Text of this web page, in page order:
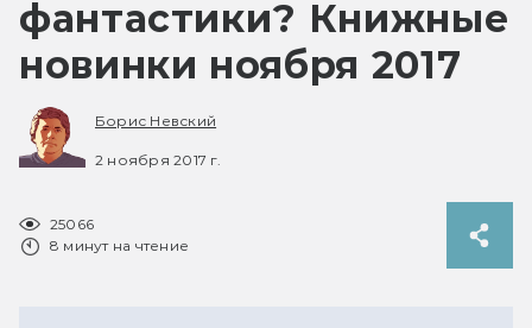
фантастики? Книжные
новинки ноября 2017
Борис Невский
2 ноября 2017 г.
25066
8 минут на чтение